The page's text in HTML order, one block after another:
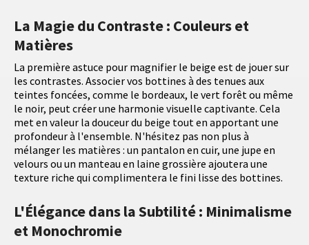
La Magie du Contraste : Couleurs et
Matières
La première astuce pour magnifier le beige est de jouer sur
les contrastes. Associer vos bottines à des tenues aux
teintes foncées, comme le bordeaux, le vert forêt ou même
le noir, peut créer une harmonie visuelle captivante. Cela
met en valeur la douceur du beige tout en apportant une
profondeur à l'ensemble. N'hésitez pas non plus à
mélanger les matières : un pantalon en cuir, une jupe en
velours ou un manteau en laine grossière ajoutera une
texture riche qui complimentera le fini lisse des bottines.
L'Élégance dans la Subtilité : Minimalisme
et Monochromie